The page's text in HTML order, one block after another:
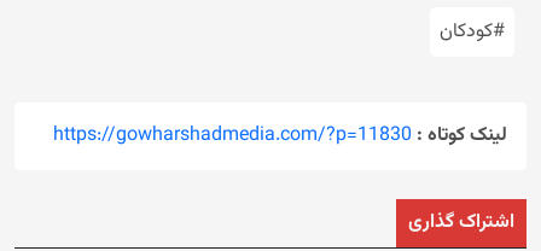
#کودکان
لینک کوتاه : https://gowharshadmedia.com/?p=11830
اشتراک گذاری